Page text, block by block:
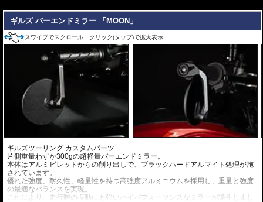
ギルズ バーエンドミラー 「MOON」
スワイプでスクロール、クリック(タップ)で拡大表示
ギルズツーリング カスタムパーツ
片側重量わずか300gの超軽量バーエンドミラー。
本体はアルミビレットからの削り出しで、ブラックハードアルマイト処理が施
されています。
優れた強度、耐久性、軽量性を持つ高強度アルミニウムを採用し、重量と強度
の最適なバランスを実現。
これにより、走行時の振動にも強いハイパフォーマンスなミラーが誕生しまし